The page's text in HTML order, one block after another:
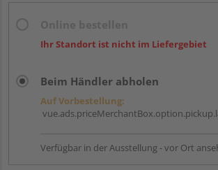
Ihr Standort ist nicht im Liefergebiet
Beim Händler abholen
Auf Vorbestellung:
Verfügbar in der Ausstellung - vor Ort